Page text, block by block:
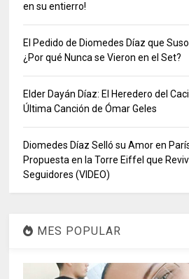
en su entierro!
El Pedido de Diomedes Díaz que
¿Por qué Nunca se Vieron en el Set?
Elder Dayán Díaz: El Heredero del
Última Canción de Ómar Geles
Diomedes Díaz Selló su Amor en
Propuesta en la Torre Eiffel que
Seguidores (VIDEO)
MES POPULAR